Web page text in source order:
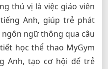
thú vị là việc giáo viên
Anh, giúp trẻ phát
ngữ thông qua câu
học thể thao MyGym
Anh, tạo cơ hội để trẻ